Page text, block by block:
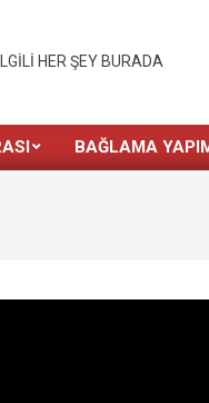
HER ŞEY BURADA
BAĞLAMA